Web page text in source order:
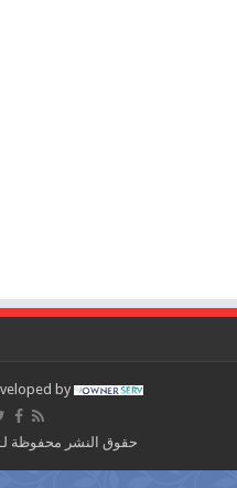
Website Designed and Developed by
حقوق النشر محفوظة